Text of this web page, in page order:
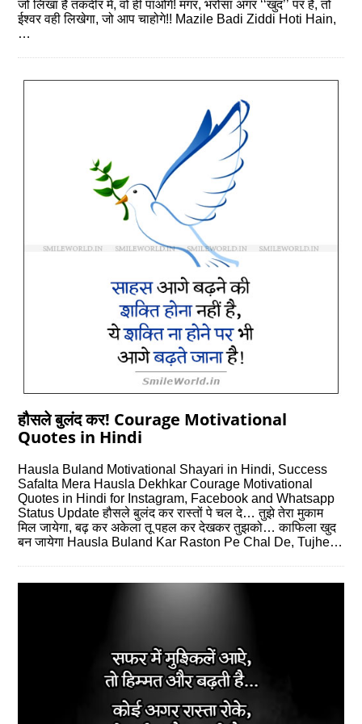
जो लिखा है तकदीर में, वो ही पाओगे! मगर, भरोसा अगर ‘‘खुद’’ पर है, तो
ईश्वर वही लिखेगा, जो आप चाहोगे!! Mazile Badi Ziddi Hoti Hain,
…
हौसले बुलंद कर! Courage Motivational
Quotes in Hindi
Hausla Buland Motivational Shayari in Hindi, Success
Safalta Mera Hausla Dekhkar Courage Motivational
Quotes in Hindi for Instagram, Facebook and Whatsapp
Status Update हौसले बुलंद कर रास्तों पे चल दे… तुझे तेरा मुकाम
मिल जायेगा, बढ़ कर अकेला तू पहल कर देखकर तुझको… काफिला खुद
बन जायेगा Hausla Buland Kar Raston Pe Chal De, Tujhe…